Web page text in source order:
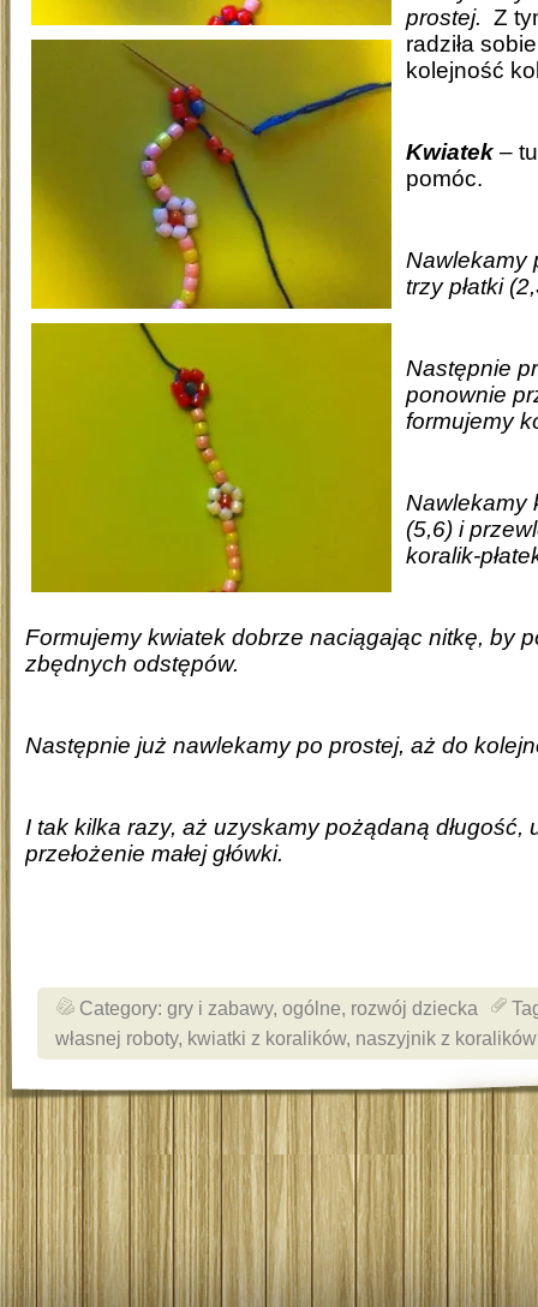
prostej. Z
radziła
kolejność
Kwiatek –
pomóc.
Nawlekamy
trzy płatki
Następnie
ponownie
formujemy
Nawlekamy
(5,6) i
koralik-
Formujemy kwiatek dobrze naciągając nitkę, by
zbędnych odstępów.
Następnie już nawlekamy po prostej, aż do
I tak kilka razy, aż uzyskamy pożądaną długość,
przełożenie małej główki.
Category: gry i zabawy, ogólne, rozwój dziecka
własnej roboty, kwiatki z koralików, naszyjnik z koralików